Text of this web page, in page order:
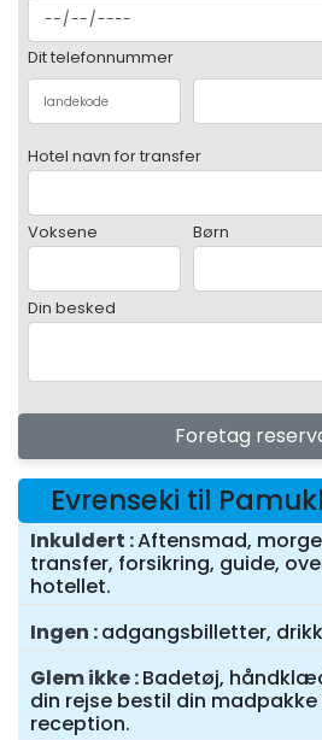
Dit telefonnummer
Hotel navn for transfer
Voksene Børn
Din besked
Foretag
Evrenseki til
Inkuldert Aftensmad,
transfer, forsikring, guide,
hotellet.
Ingen adgangsbilletter,
Glem ikke Badetøj,
din rejse bestil din
reception.